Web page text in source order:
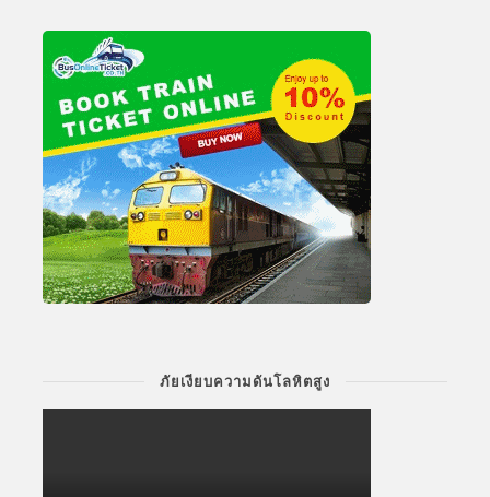
ภัยเงียบความดันโลหิตสูง